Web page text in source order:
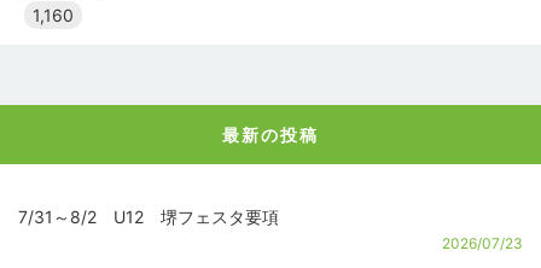
1,160
最新の投稿
7/31～8/2 U12 堺フェスタ要項
2026/07/23